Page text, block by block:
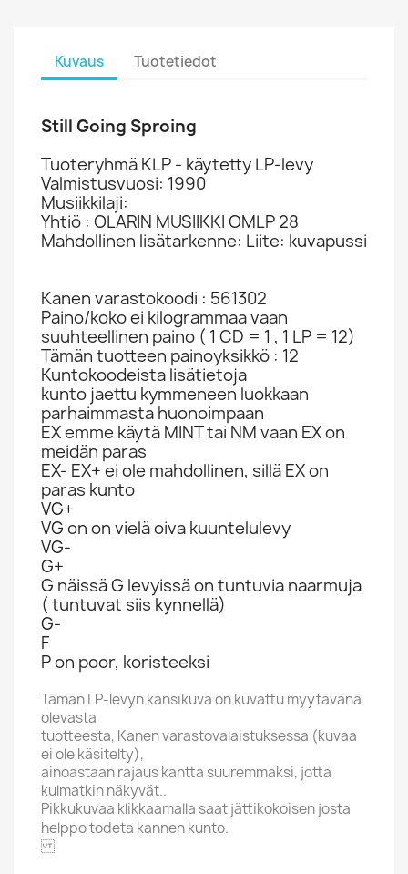
Kuvaus Tuotetiedot
Still Going Sproing
Tuoteryhmä KLP - käytetty LP-levy
Valmistusvuosi: 1990
Musiikkilaji:
Yhtiö : OLARIN MUSIIKKI OMLP 28
Mahdollinen lisätarkenne: Liite: kuvapussi
Kanen varastokoodi : 561302
Paino/koko ei kilogrammaa vaan
suuhteellinen paino ( 1 CD = 1 , 1 LP = 12)
Tämän tuotteen painoyksikkö : 12
Kuntokoodeista lisätietoja
kunto jaettu kymmeneen luokkaan
parhaimmasta huonoimpaan
EX emme käytä MINT tai NM vaan EX on
meidän paras
EX- EX+ ei ole mahdollinen, sillä EX on
paras kunto
VG+
VG on on vielä oiva kuuntelulevy
VG-
G+
G näissä G levyissä on tuntuvia naarmuja
( tuntuvat siis kynnellä)
G-
F
P on poor, koristeeksi
Tämän LP-levyn kansikuva on kuvattu myytävänä
olevasta
tuotteesta, Kanen varastovalaistuksessa (kuvaa
ei ole käsitelty),
ainoastaan rajaus kantta suuremmaksi, jotta
kulmatkin näkyvät..
Pikkukuvaa klikkaamalla saat jättikokoisen josta
helppo todeta kannen kunto.